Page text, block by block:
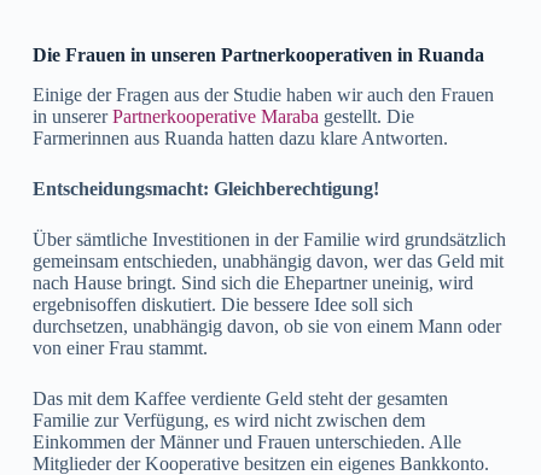
Die Frauen in unseren Partnerkooperativen in Ruanda
Einige der Fragen aus der Studie haben wir auch den Frauen
in unsererPartnerkooperative Maraba gestellt. Die
Farmerinnen aus Ruanda hatten dazu klare Antworten.
Entscheidungsmacht: Gleichberechtigung!
Über sämtliche Investitionen in der Familie wird grundsätzlich
gemeinsam entschieden, unabhängig davon, wer das Geld mit
nach Hause bringt. Sind sich die Ehepartner uneinig, wird
ergebnisoffen diskutiert. Die bessere Idee soll sich
durchsetzen, unabhängig davon, ob sie von einem Mann oder
von einer Frau stammt.
Das mit dem Kaffee verdiente Geld steht der gesamten
Familie zur Verfügung, es wird nicht zwischen dem
Einkommen der Männer und Frauen unterschieden. Alle
Mitglieder der Kooperative besitzen ein eigenes Bankkonto.